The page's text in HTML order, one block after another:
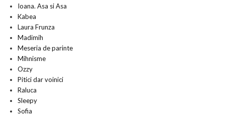
Ioana. Asa si Asa
Kabea
Laura Frunza
Madimih
Meseria de parinte
Mihnisme
Ozzy
Pitici dar voinici
Raluca
Sleepy
Sofia